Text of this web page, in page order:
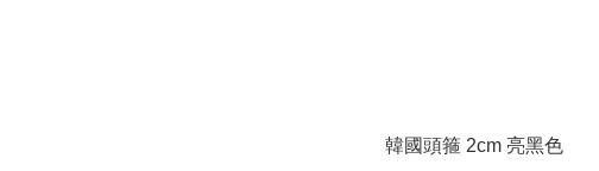
韓國頭箍 2cm 亮黑色